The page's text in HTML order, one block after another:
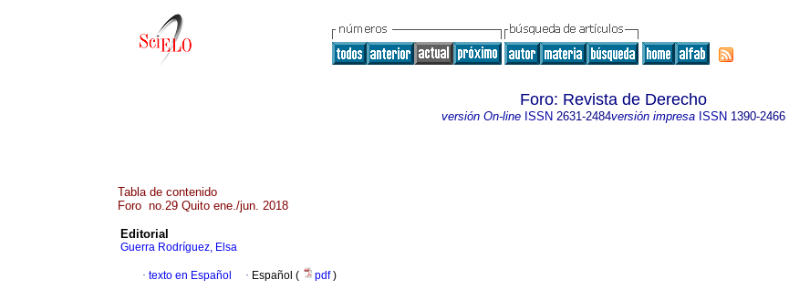
Foro: Revista de Derecho
versión On-lineISSN 2631-2484versión impresaISSN 1390-2466
Tabla de contenido
Foro no.29 Quito ene./jun. 2018
Editorial
Guerra Rodríguez, Elsa
· texto en Español · Español ( pdf)